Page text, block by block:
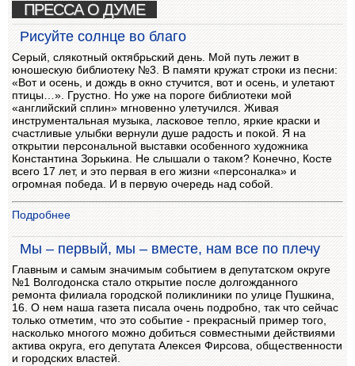
ПРЕССА О ДУМЕ
Рисуйте солнце во благо
Серый, слякотный октябрьский день. Мой путь лежит в
юношескую библиотеку №3. В памяти кружат строки из песни:
«Вот и осень, и дождь в окно стучится, вот и осень, и улетают
птицы…». Грустно. Но уже на пороге библиотеки мой
«английский сплин» мгновенно улетучился. Живая
инструментальная музыка, ласковое тепло, яркие краски и
счастливые улыбки вернули душе радость и покой. Я на
открытии персональной выставки особенного художника
Константина Зорькина. Не слышали о таком? Конечно, Косте
всего 17 лет, и это первая в его жизни «персоналка» и
огромная победа. И в первую очередь над собой.
Подробнее
Мы – первый, мы – вместе, нам все по плечу
Главным и самым значимым событием в депутатском округе
№1 Волгодонска стало открытие после долгожданного
ремонта филиала городской поликлиники по улице Пушкина,
16. О нем наша газета писала очень подробно, так что сейчас
только отметим, что это событие - прекрасный пример того,
насколько многого можно добиться совместными действиями
актива округа, его депутата Алексея Фирсова, общественности
и городских властей.